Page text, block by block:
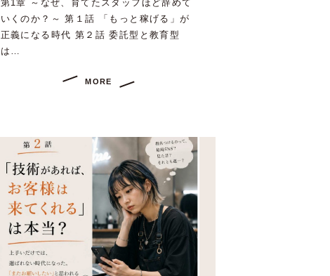
第1章 ～なぜ、育てたスタッフほど辞めて
いくのか？～ 第１話 「もっと稼げる」が
正義になる時代 第２話 委託型と教育型
は…
MORE